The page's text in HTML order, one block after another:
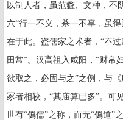
以制人者，虽范蠡、文种，不
六“行一不义，杀一不辜，虽
在于此。盗儒家之术者，“不
田常”。汉高祖入咸阳，“财帛
欲取之，必固与之”之例，与
冢者相较，“其庙算已多”。可
世有“僞儒”之称，而无“僞道”